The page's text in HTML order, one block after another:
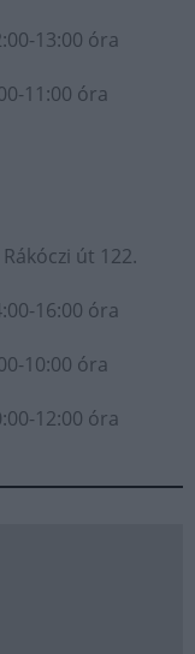
13:00 óra
11:00 óra
út 122.
16:00 óra
10:00 óra
12:00 óra